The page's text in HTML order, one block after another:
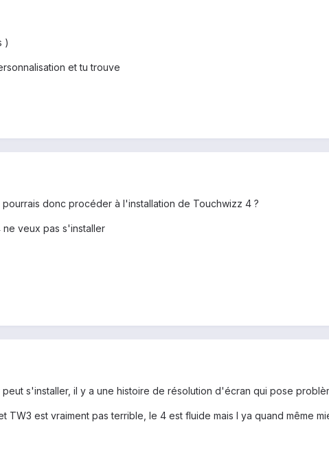
)
et tu trouve
donc procéder à l'installation de Touchwizz 4 ?
veux pas s'installer
s'installer, il y a une histoire de résolution d'écran qui pose
TW3 est vraiment pas terrible, le 4 est fluide mais l ya quand même